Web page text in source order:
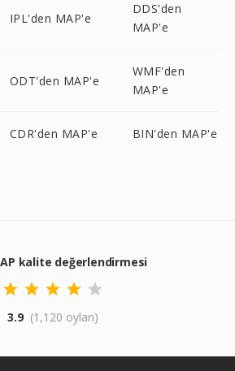
IPL'den MAP'e
DDS'den
MAP'e
ODT'den MAP'e
WMF'den
MAP'e
CDR'den MAP'e BIN'den MAP'e
kalite değerlendirmesi
3.9 (1,120 oyları)